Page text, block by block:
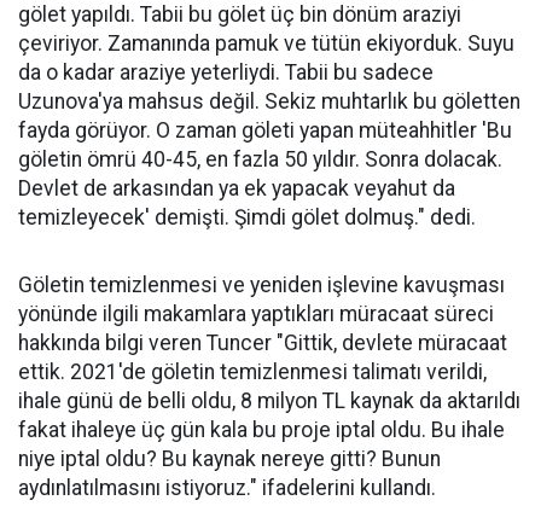
gölet yapıldı. Tabii bu gölet üç bin dönüm araziyi
çeviriyor. Zamanında pamuk ve tütün ekiyorduk. Suyu
da o kadar araziye yeterliydi. Tabii bu sadece
Uzunova'ya mahsus değil. Sekiz muhtarlık bu göletten
fayda görüyor. O zaman göleti yapan müteahhitler 'Bu
göletin ömrü 40-45, en fazla 50 yıldır. Sonra dolacak.
Devlet de arkasından ya ek yapacak veyahut da
temizleyecek' demişti. Şimdi gölet dolmuş." dedi.
Göletin temizlenmesi ve yeniden işlevine kavuşması
yönünde ilgili makamlara yaptıkları müracaat süreci
hakkında bilgi veren Tuncer "Gittik, devlete müracaat
ettik. 2021'de göletin temizlenmesi talimatı verildi,
ihale günü de belli oldu, 8 milyon TL kaynak da aktarıldı
fakat ihaleye üç gün kala bu proje iptal oldu. Bu ihale
niye iptal oldu? Bu kaynak nereye gitti? Bunun
aydınlatılmasını istiyoruz." ifadelerini kullandı.